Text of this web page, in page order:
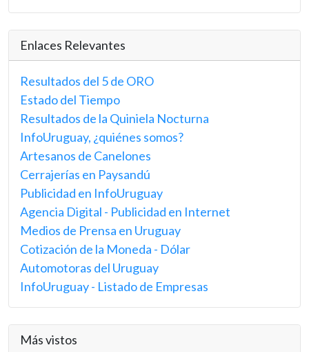
Enlaces Relevantes
Resultados del 5 de ORO
Estado del Tiempo
Resultados de la Quiniela Nocturna
InfoUruguay, ¿quiénes somos?
Artesanos de Canelones
Cerrajerías en Paysandú
Publicidad en InfoUruguay
Agencia Digital - Publicidad en Internet
Medios de Prensa en Uruguay
Cotización de la Moneda - Dólar
Automotoras del Uruguay
InfoUruguay - Listado de Empresas
Más vistos